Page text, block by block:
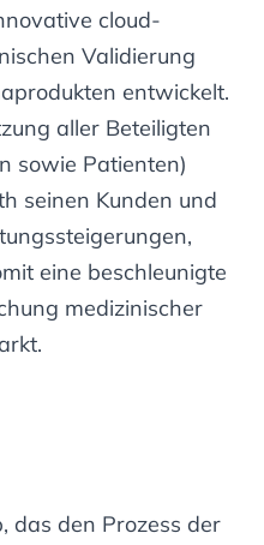
cloud-
Validierung
entwickelt.
aller Beteiligten
sowie Patienten)
seinen Kunden und
eine beschleunigte
medizinischer
das den Prozess der